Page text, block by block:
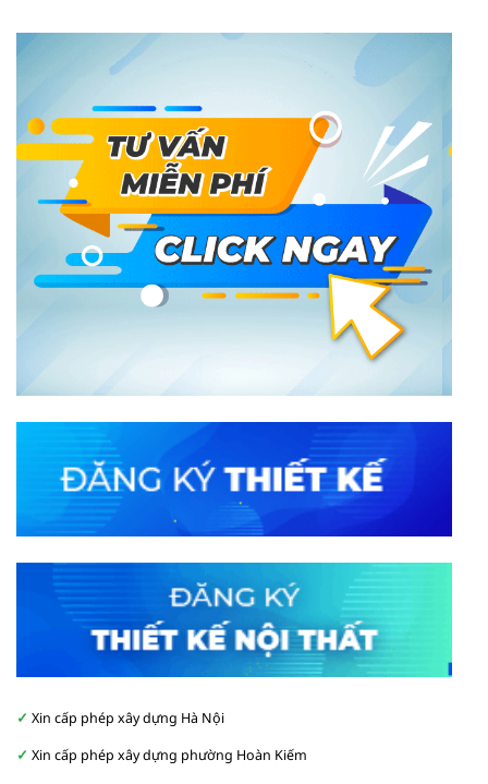
Xin cấp phép xây dựng Hà Nội
Xin cấp phép xây dựng phường Hoàn Kiếm